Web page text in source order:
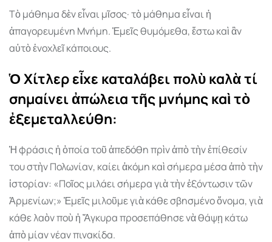
Τὸ µάθηµα δὲν εἶναι µῖσος· τὸ µάθηµα εἶναι ἡ
ἀπαγορευµένη Μνήµη. Ἐµεῖς θυµόµεθα, ἔστω καὶ ἂν
αὐτὸ ἐνοχλεῖ κάποιους.
Ὁ Χίτλερ εἶχε καταλάβει πολὺ καλὰ τί
σηµαίνει ἀπώλεια τῆς µνήµης καὶ τὸ
ἐξεµεταλλεύθη:
Ἡ φράσις ἡ ὁποία τοῦ ἀπεδόθη πρὶν ἀπὸ τὴν ἐπίθεσίν
του στὴν Πολωνίαν, καίει ἀκόµη καὶ σήµερα µέσα ἀπὸ τὴν
ἱστορίαν: «Ποῖος µιλάει σήµερα γιὰ τὴν ἐξόντωσιν τῶν
Ἀρµενίων;» Ἐµεῖς µιλοῦµε γιὰ κάθε σβησµένο ὄνοµα, γιὰ
κάθε λαὸν ποὺ ἡ Ἄγκυρα προσεπάθησε νὰ θάψῃ κάτω
ἀπὸ µίαν νέαν πινακίδα.